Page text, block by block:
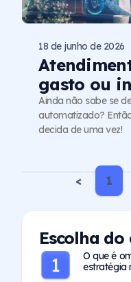
gasto ou
18 de junho de 2026
Ainda não sabe se
automatizado?
decida de uma vez!
< 1
Escolha
O que é
estratégia